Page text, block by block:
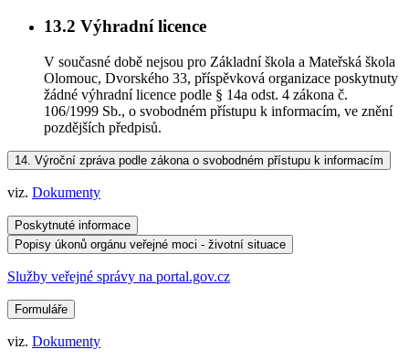
13.2 Výhradní licence
V současné době nejsou pro Základní škola a Mateřská škola
Olomouc, Dvorského 33, příspěvková organizace poskytnuty
žádné výhradní licence podle § 14a odst. 4 zákona č.
106/1999 Sb., o svobodném přístupu k informacím, ve znění
pozdějších předpisů.
14. Výroční zpráva podle zákona o svobodném přístupu k informacím
viz. Dokumenty
Poskytnuté informace
Popisy úkonů orgánu veřejné moci - životní situace
Služby veřejné správy na portal.gov.cz
Formuláře
viz. Dokumenty